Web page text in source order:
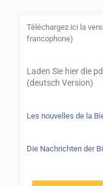
Téléchargez ici la
francophone)
Laden Sie hier die
(deutsch Version)
Les nouvelles de la
Die Nachrichten der